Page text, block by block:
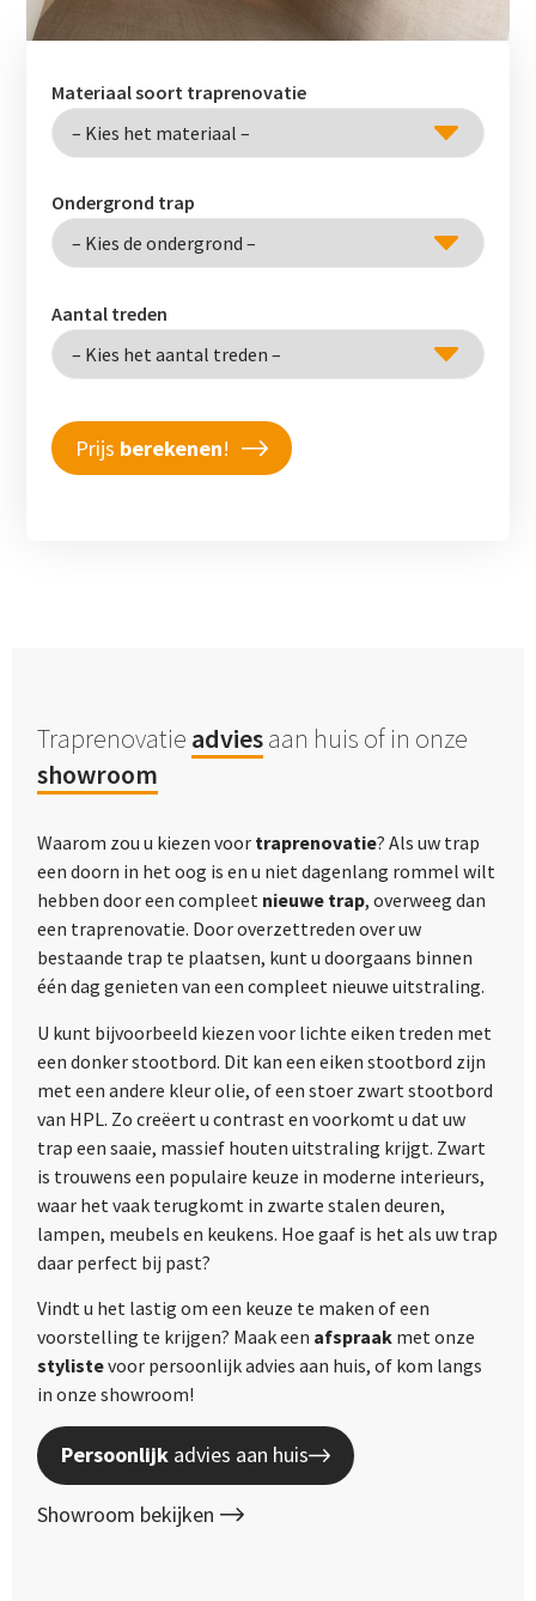
Materiaal soort traprenovatie
Ondergrond trap
Aantal treden
Prijs berekenen!
Traprenovatie adviesaan huis of in onze
showroom
Waarom zou u kiezen voor traprenovatie? Als uw trap
een doorn in het oog is en u niet dagenlang rommel wilt
hebben door een compleet nieuwe trap, overweeg dan
een traprenovatie. Door overzettreden over uw
bestaande trap te plaatsen, kunt u doorgaans binnen
één dag genieten van een compleet nieuwe uitstraling.
U kunt bijvoorbeeld kiezen voor lichte eiken treden met
een donker stootbord. Dit kan een eiken stootbord zijn
met een andere kleur olie, of een stoer zwart stootbord
van HPL. Zo creëert u contrast en voorkomt u dat uw
trap een saaie, massief houten uitstraling krijgt. Zwart
is trouwens een populaire keuze in moderne interieurs,
waar het vaak terugkomt in zwarte stalen deuren,
lampen, meubels en keukens. Hoe gaaf is het als uw trap
daar perfect bij past?
Vindt u het lastig om een keuze te maken of een
voorstelling te krijgen? Maak een afspraak met onze
stylistevoor persoonlijk advies aan huis, of kom langs
in onze showroom!
Persoonlijk advies aan huis
Showroom bekijken